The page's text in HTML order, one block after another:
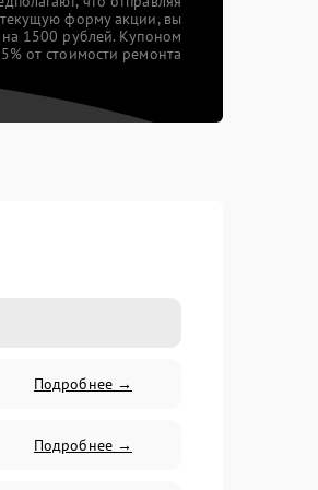
текущую форму акции, вы
на 1500 рублей. Купоном
от стоимости ремонта
Подробнее →
Подробнее →